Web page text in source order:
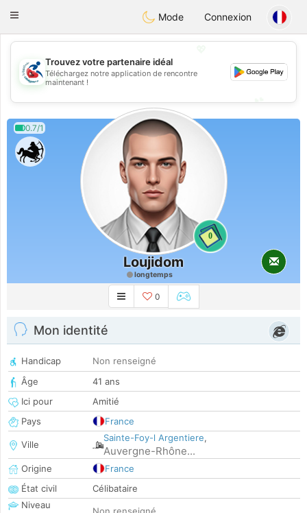
Handi Space
Toggle
Mode Connexion
💖
💕
Trouvez votre partenaire idéal
Téléchargez notre application de rencontre
maintenant !
0.7/1
0
Loujidom
longtemps
0
Mon identité
Handicap
Non renseigné
Âge
41 ans
Ici pour
Amitié
Pays
France
Ville
Sainte-Foy-l Argentiere,
Auvergne-Rhône...
Origine
France
État civil
Célibataire
Niveau